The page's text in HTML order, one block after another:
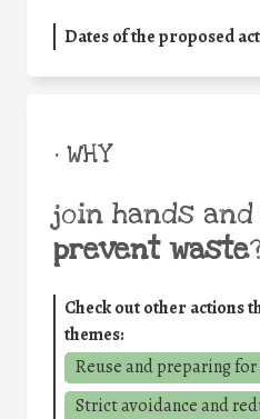
Dates of the proposed
• WHY
join hands
prevent waste?
Check out other actions
themes:
Reuse and preparing for
Strict avoidance and